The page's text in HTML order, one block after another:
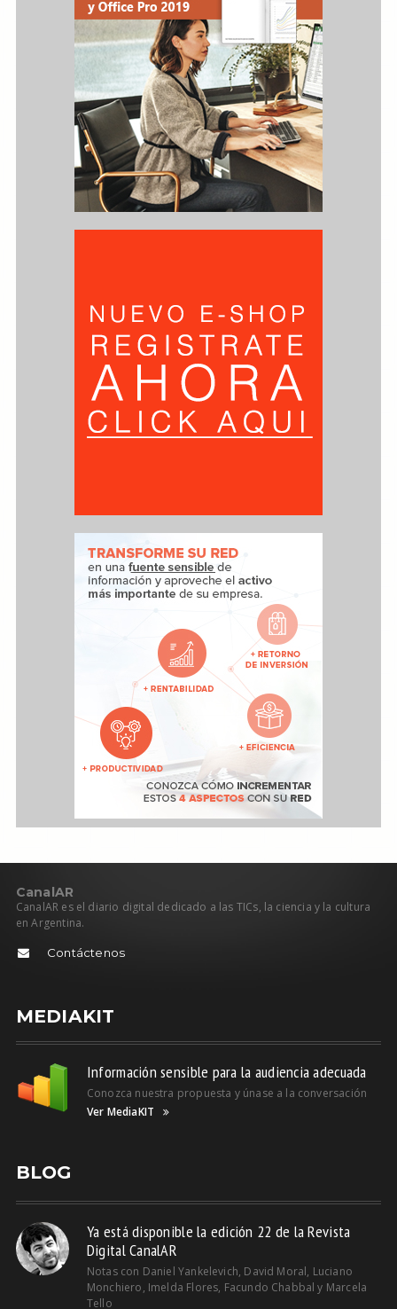
CanalAR
CanalAR es el diario digital dedicado a las TICs, la ciencia y la cultura
en Argentina.
Contáctenos
MEDIAKIT
Información sensible para la audiencia adecuada
Conozca nuestra propuesta y únase a la conversación
Ver MediaKIT
BLOG
Ya está disponible la edición 22 de la Revista
Digital CanalAR
Notas con Daniel Yankelevich, David Moral, Luciano
Monchiero, Imelda Flores, Facundo Chabbal y Marcela
Tello